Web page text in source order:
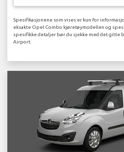
Spesifikasjonene som vises er kun for
eksakte Opel Combo kjøretøymodellen og
spesifikke detaljer bør du sjekke med det gitte
Airport.